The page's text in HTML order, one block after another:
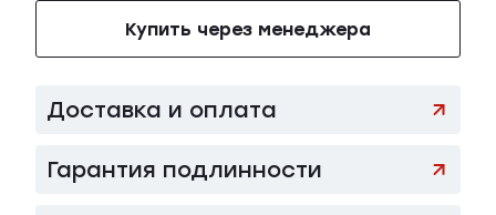
Купить через менеджера
Доставка и оплата
Гарантия подлинности